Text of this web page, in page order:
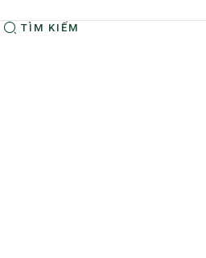
TÌM KIẾM